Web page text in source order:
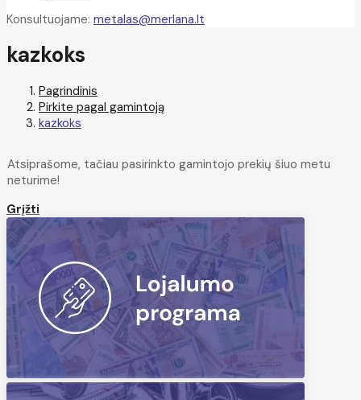
Konsultuojame: metalas@merlana.lt
kazkoks
Pagrindinis
Pirkite pagal gamintoją
kazkoks
Atsiprašome, tačiau pasirinkto gamintojo prekių šiuo metu
neturime!
Grįžti